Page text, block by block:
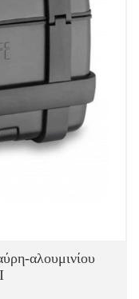
αλουμινίου